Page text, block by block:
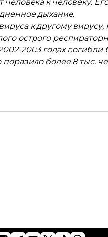
человека к человеку.
дыхание.
к другому
острого
2003 годах
более 8 тыс.